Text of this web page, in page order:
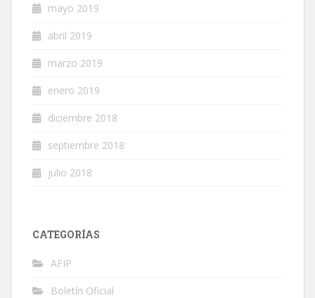
mayo 2019
abril 2019
marzo 2019
enero 2019
diciembre 2018
septiembre 2018
julio 2018
CATEGORÍAS
AFIP
Boletín Oficial